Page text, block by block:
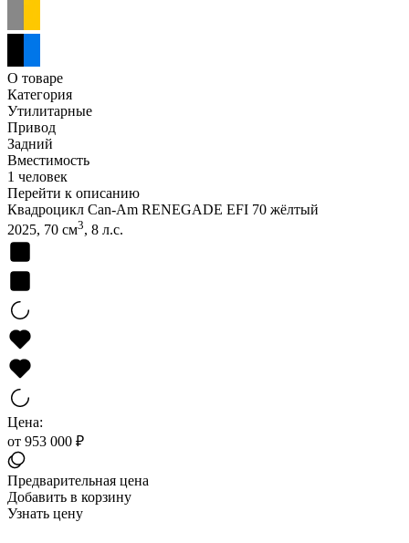
О товаре
Категория
Утилитарные
Привод
Задний
Вместимость
1 человек
Перейти к описанию
Квадроцикл Can-Am RENEGADE EFI 70 жёлтый
2025, 70 см3, 8 л.с.
Цена:
от 953 000 ₽
Предварительная цена
Добавить в корзину
Узнать цену